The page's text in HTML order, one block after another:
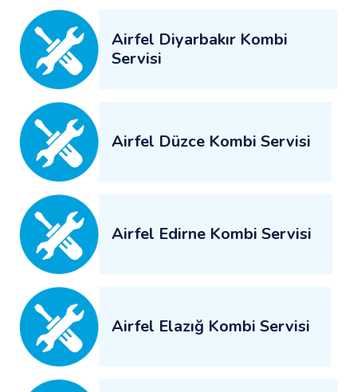
Airfel Diyarbakır Kombi
Servisi
Airfel Düzce Kombi Servisi
Airfel Edirne Kombi Servisi
Airfel Elazığ Kombi Servisi